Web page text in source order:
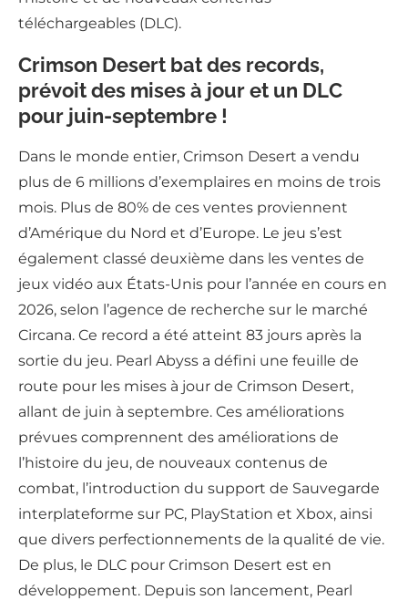
téléchargeables (DLC).
Crimson Desert bat des records,
prévoit des mises à jour et un DLC
pour juin-septembre !
Dans le monde entier, Crimson Desert a vendu
plus de 6 millions d’exemplaires en moins de trois
mois. Plus de 80% de ces ventes proviennent
d’Amérique du Nord et d’Europe. Le jeu s’est
également classé deuxième dans les ventes de
jeux vidéo aux États-Unis pour l’année en cours en
2026, selon l’agence de recherche sur le marché
Circana. Ce record a été atteint 83 jours après la
sortie du jeu. Pearl Abyss a défini une feuille de
route pour les mises à jour de Crimson Desert,
allant de juin à septembre. Ces améliorations
prévues comprennent des améliorations de
l’histoire du jeu, de nouveaux contenus de
combat, l’introduction du support de Sauvegarde
interplateforme sur PC, PlayStation et Xbox, ainsi
que divers perfectionnements de la qualité de vie.
De plus, le DLC pour Crimson Desert est en
développement. Depuis son lancement, Pearl